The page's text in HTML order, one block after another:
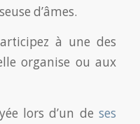
d’âmes.
à une des
organise ou aux
lors d’un deses